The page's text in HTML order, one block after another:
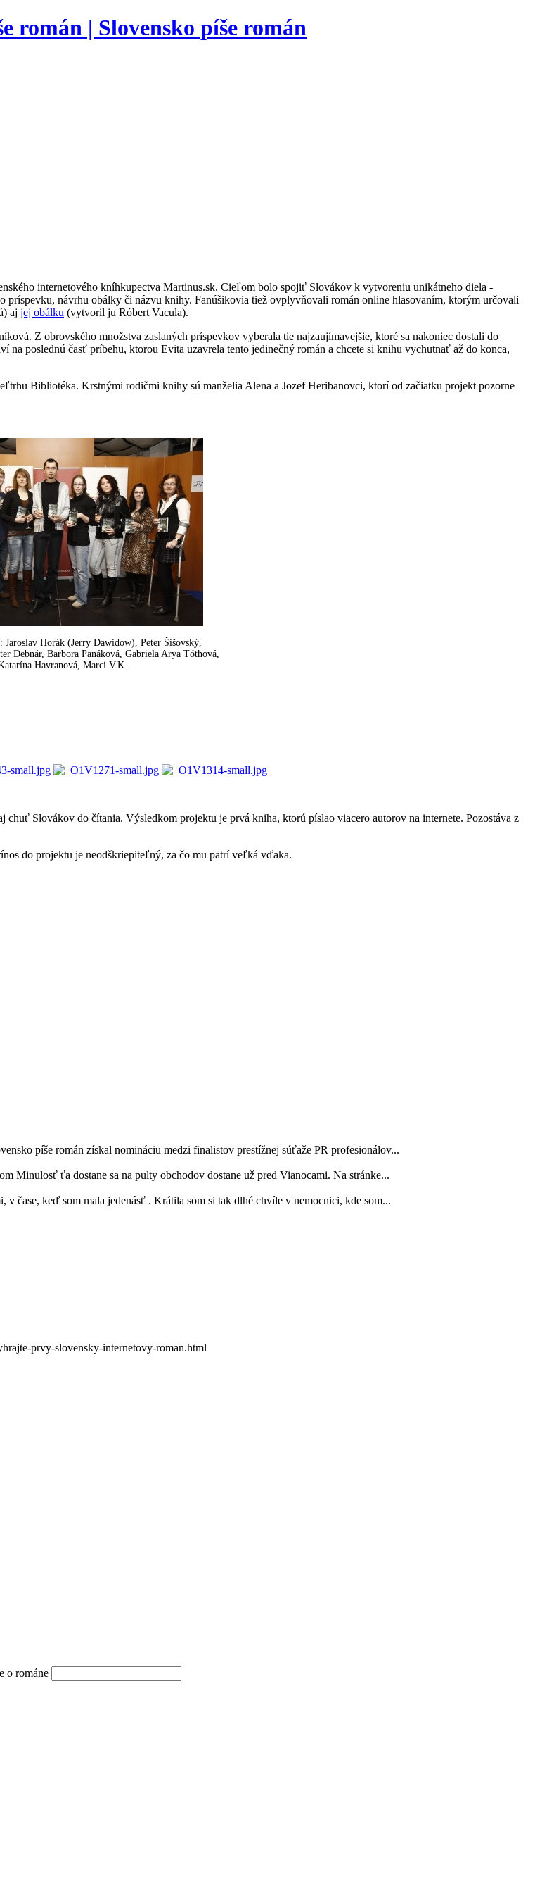
internetového kníhkupectva Martinus.sk. Cieľom bolo spojiť Slovákov k vytvoreniu unikátneho diela -
návrhu obálky či názvu knihy. Fanúšikovia tiež ovplyvňovali román online hlasovaním, ktorým určovali
aj jej obálku (vytvoril ju Róbert Vacula).
Z obrovského množstva zaslaných príspevkov vyberala tie najzaujímavejšie, ktoré sa nakoniec dostali do
na poslednú časť príbehu, ktorou Evita uzavrela tento jedinečný román a chcete si knihu vychutnať až do konca,
Bibliotéka. Krstnými rodičmi knihy sú manželia Alena a Jozef Heribanovci, ktorí od začiatku projekt pozorne
Horák (Jerry Dawidow), Peter Šišovský,
Debnár, Barbora Panáková, Gabriela Arya Tóthová,
Havranová, Marci V.K.
Slovákov do čítania. Výsledkom projektu je prvá kniha, ktorú píslao viacero autorov na internete. Pozostáva z
do projektu je neodškriepiteľný, za čo mu patrí veľká vďaka.
píše román získal nomináciu medzi finalistov prestížnej súťaže PR profesionálov...
Minulosť ťa dostane sa na pulty obchodov dostane už pred Vianocami. Na stránke...
čase, keď som mala jedenásť . Krátila som si tak dlhé chvíle v nemocnici, kde som...
prvy-slovensky-internetovy-roman.html
o románe